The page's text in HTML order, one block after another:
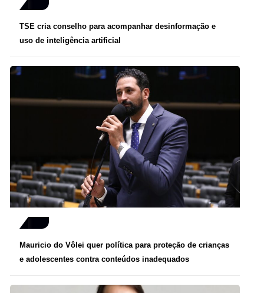
TSE cria conselho para acompanhar desinformação e
uso de inteligência artificial
Mauricio do Vôlei quer política para proteção de crianças
e adolescentes contra conteúdos inadequados